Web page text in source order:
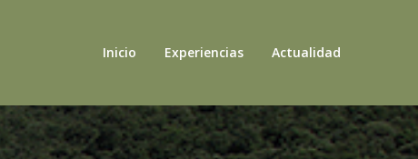
Inicio Experiencias Actualidad